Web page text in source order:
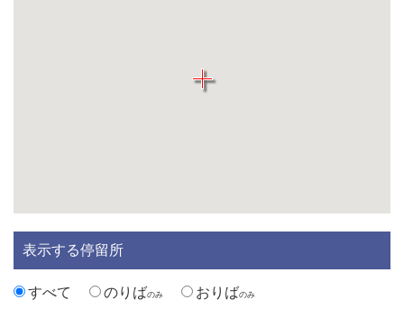
表示する停留所
すべて のりばのみ おりばのみ